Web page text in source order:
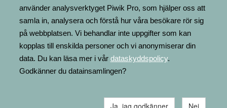
MINNESRUNOR.FI
UPPSLAGSVERKET FINLAND
LÄGENHETER
FAKTURERING
använder analysverktyget Piwik Pro, som hjälper oss att
samla in, analysera och förstå hur våra besökare rör sig
på webbplatsen. Vi behandlar inte uppgifter som kan
kopplas till enskilda personer och vi anonymiserar din
data. Du kan läsa mer i vår dataskyddspolicy.
Godkänner du datainsamlingen?
Ja, jag godkänner Nej